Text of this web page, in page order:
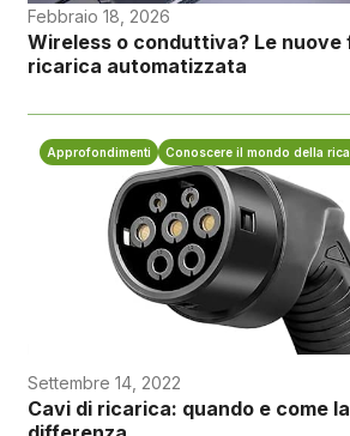
Febbraio 18, 2026
Wireless o conduttiva? Le
ricarica automatizzata
Approfondimenti Conoscere il mondo della
Settembre 14, 2022
Cavi di ricarica: quando e come